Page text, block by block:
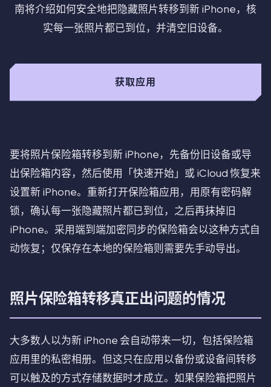
南将介绍如何安全地把隐藏照片转移到新 iPhone，核
实每一张照片都已到位，并清空旧设备。
获取应用
要将照片保险箱转移到新 iPhone，先备份旧设备或导
出保险箱内容，然后使用「快速开始」或 iCloud 恢复来
设置新 iPhone。重新打开保险箱应用，用原有密码解
锁，确认每一张隐藏照片都已到位，之后再抹掉旧
iPhone。采用端到端加密同步的保险箱会以这种方式自
动恢复；仅保存在本地的保险箱则需要先手动导出。
照片保险箱转移真正出问题的情况
大多数人以为新 iPhone 会自动带来一切，包括保险箱
应用里的私密相册。但这只在应用以备份或设备间转移
可以触及的方式存储数据时才成立。如果保险箱把照片